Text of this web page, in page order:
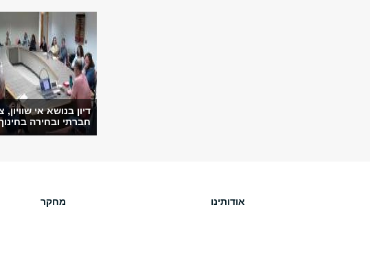
דיון בנושא אי שוויון,
חברתי ובחירה
אודותינו מחקר